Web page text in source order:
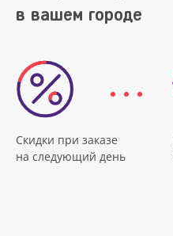
в вашем городе
Скидки при заказе
на следующий день